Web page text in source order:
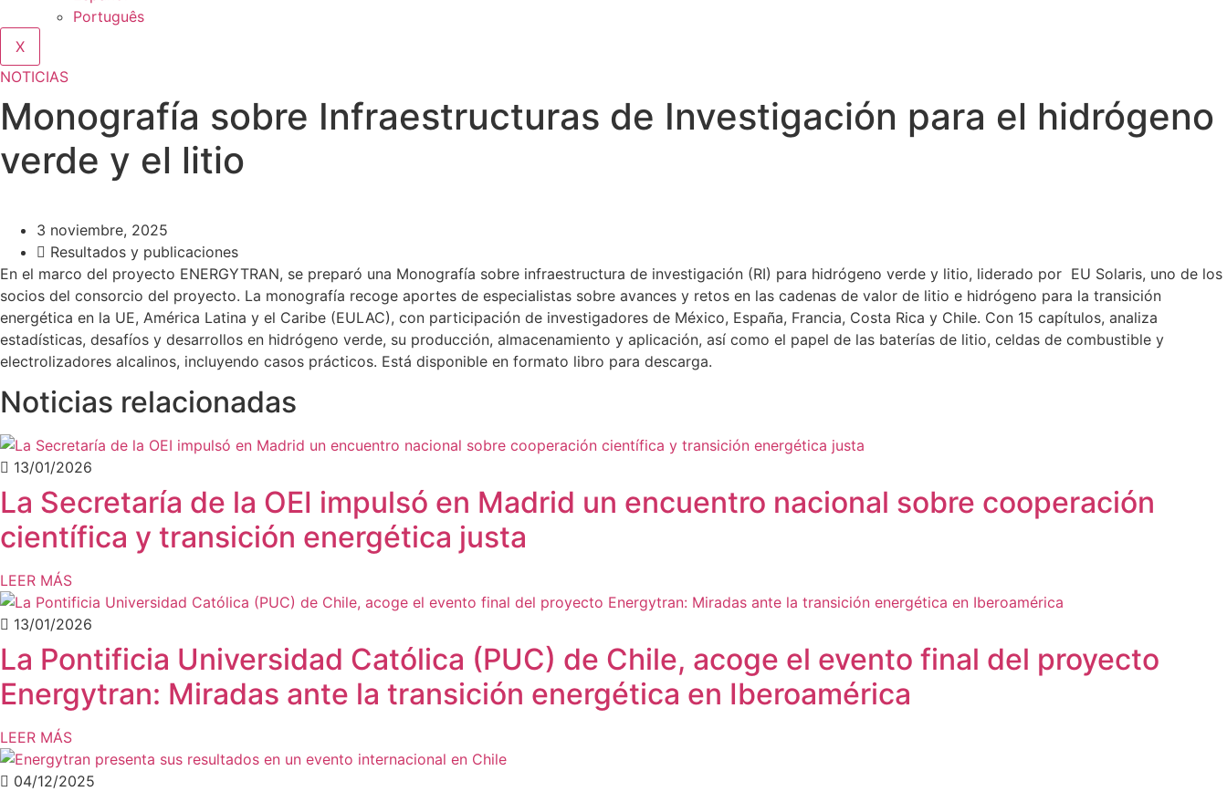
Português
X
NOTICIAS
Monografía sobre Infraestructuras de Investigación para el hidrógeno
verde y el litio
3 noviembre, 2025
Resultados y publicaciones
En el marco del proyecto ENERGYTRAN, se preparó una Monografía sobre infraestructura de investigación (RI) para hidrógeno verde y litio, liderado por EU Solaris, uno de los
socios del consorcio del proyecto. La monografía recoge aportes de especialistas sobre avances y retos en las cadenas de valor de litio e hidrógeno para la transición
energética en la UE, América Latina y el Caribe (EULAC), con participación de investigadores de México, España, Francia, Costa Rica y Chile. Con 15 capítulos, analiza
estadísticas, desafíos y desarrollos en hidrógeno verde, su producción, almacenamiento y aplicación, así como el papel de las baterías de litio, celdas de combustible y
electrolizadores alcalinos, incluyendo casos prácticos. Está disponible en formato libro para descarga.
Noticias relacionadas
13/01/2026
La Secretaría de la OEI impulsó en Madrid un encuentro nacional sobre cooperación
científica y transición energética justa
LEER MÁS
13/01/2026
La Pontificia Universidad Católica (PUC) de Chile, acoge el evento final del proyecto
Energytran: Miradas ante la transición energética en Iberoamérica
LEER MÁS
04/12/2025